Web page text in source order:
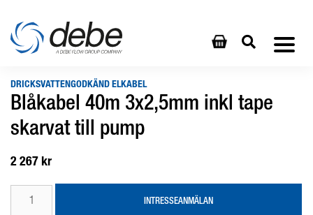
DRICKSVATTENGODKÄND ELKABEL
Blåkabel 40m 3x2,5mm inkl tape
skarvat till pump
2 267 kr
INTRESSEANMÄLAN